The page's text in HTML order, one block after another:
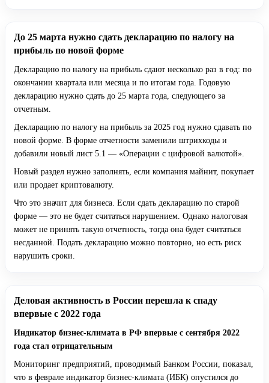
До 25 марта нужно сдать декларацию по налогу на
прибыль по новой форме
Декларацию по налогу на прибыль сдают несколько раз в год: по
окончании квартала или месяца и по итогам года. Годовую
декларацию нужно сдать до 25 марта года, следующего за
отчетным.
Декларацию по налогу на прибыль за 2025 год нужно сдавать по
новой форме. В форме отчетности заменили штрихкоды и
добавили новый лист 5.1 — «Операции с цифровой валютой».
Новый раздел нужно заполнять, если компания майнит, покупает
или продает криптовалюту.
Что это значит для бизнеса. Если сдать декларацию по старой
форме — это не будет считаться нарушением. Однако налоговая
может не принять такую отчетность, тогда она будет считаться
несданной. Подать декларацию можно повторно, но есть риск
нарушить сроки.
Деловая активность в России перешла к спаду
впервые с 2022 года
Индикатор бизнес-климата в РФ впервые с сентября 2022
года стал отрицательным
Мониторинг предприятий, проводимый Банком России, показал,
что в феврале индикатор бизнес-климата (ИБК) опустился до